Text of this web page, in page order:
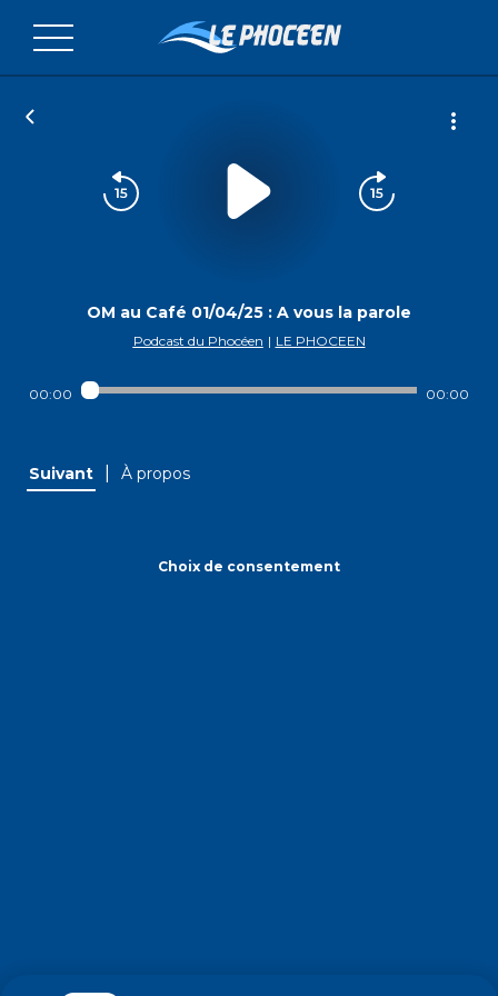
OM au Café 01/04/25 : A vous la parole
Podcast du Phocéen | LE PHOCEEN
00:00 00:00
Suivant À propos
Choix de consentement